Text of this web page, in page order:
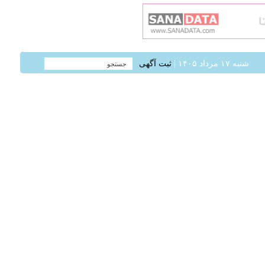
شنبه ۱۷ مرداد ۱۴۰۵ | ثبت آگهی